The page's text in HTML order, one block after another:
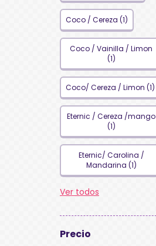
Coco / Cereza (1)
Coco / Vainilla / Limon
(1)
Coco/ Cereza / Limon (1)
Eternic / Cereza /mango
(1)
Eternic/ Carolina /
Mandarina (1)
Ver todos
Precio